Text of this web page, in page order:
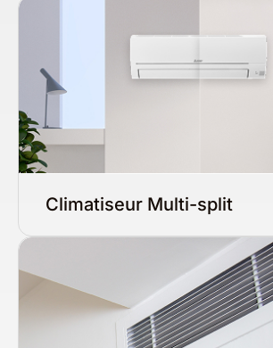
Climatiseur Multi-split